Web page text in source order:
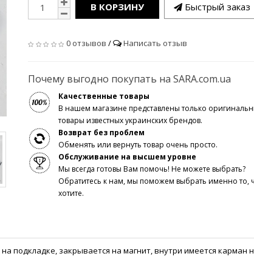
В КОРЗИНУ Быстрый заказ
0 отзывов / Написать отзыв
Почему выгодно покупать на SARA.com.ua
Качественные товары
В нашем магазине представлены только
товары известных украинских брендов.
Возврат без проблем
Обменять или вернуть товар очень просто.
Обслуживание на высшем уровне
Мы всегда готовы Вам помочь! Не можете выбрать?
Обратитесь к нам, мы поможем выбрать именно то,
хотите.
подкладке, закрывается на магнит, внутри имеется карман